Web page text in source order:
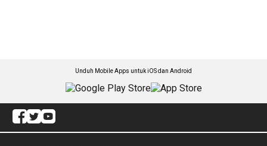
Unduh Mobile Apps untuk iOS dan Android